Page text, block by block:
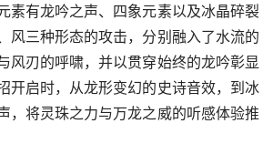
素有龙吟之声、四象元素以及冰晶碎裂
风三种形态的攻击，分别融入了水流的
风刃的呼啸，并以贯穿始终的龙吟彰显
开启时，从龙形变幻的史诗音效，到冰
，将灵珠之力与万龙之威的听感体验推